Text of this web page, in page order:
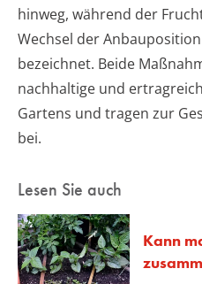
hinweg, während der
Wechsel der
bezeichnet. Beide
nachhaltige und
Gartens und tragen zur
bei.
Lesen Sie auch
Kann